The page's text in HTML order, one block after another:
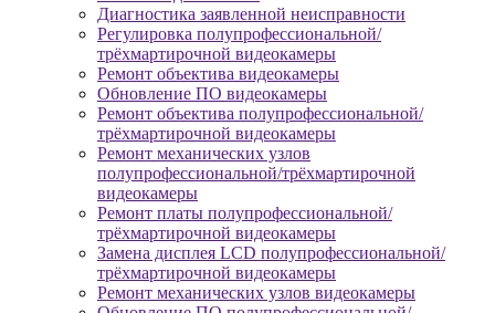
Диагностика заявленной неисправности
Регулировка полупрофессиональной/
трёхмартирочной видеокамеры
Ремонт объектива видеокамеры
Обновление ПО видеокамеры
Ремонт объектива полупрофессиональной/
трёхмартирочной видеокамеры
Ремонт механических узлов
полупрофессиональной/трёхмартирочной
видеокамеры
Ремонт платы полупрофессиональной/
трёхмартирочной видеокамеры
Замена дисплея LCD полупрофессиональной/
трёхмартирочной видеокамеры
Ремонт механических узлов видеокамеры